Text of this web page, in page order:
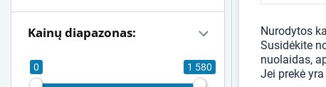
Kainų diapazonas:
0 1 580
Nurodytos
Susidėkite
nuolaidas,
Jei prekė